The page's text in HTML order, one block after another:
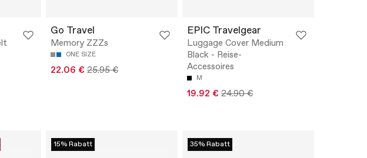
Go Travel
Memory ZZZs
ONE SIZE
22.06 € 25.95 €
EPIC Travelgear
Luggage Cover Medium
Black - Reise-
Accessoires
M
19.92 € 24.90 €
15% Rabatt 35% Rabatt